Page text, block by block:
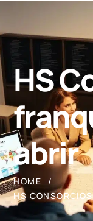
HS
abrir
HOME
HS